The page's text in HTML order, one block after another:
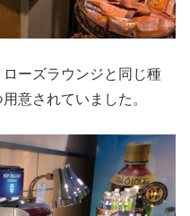
ーズラウンジと同じ種
意されていました。